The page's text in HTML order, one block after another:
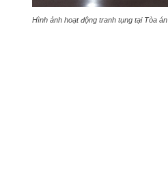
Hình ảnh hoạt động tranh tụng tại Tòa án